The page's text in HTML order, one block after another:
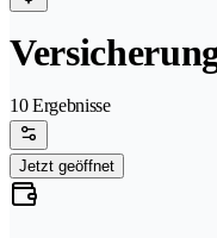
10 Ergebnisse
Jetzt geöffnet